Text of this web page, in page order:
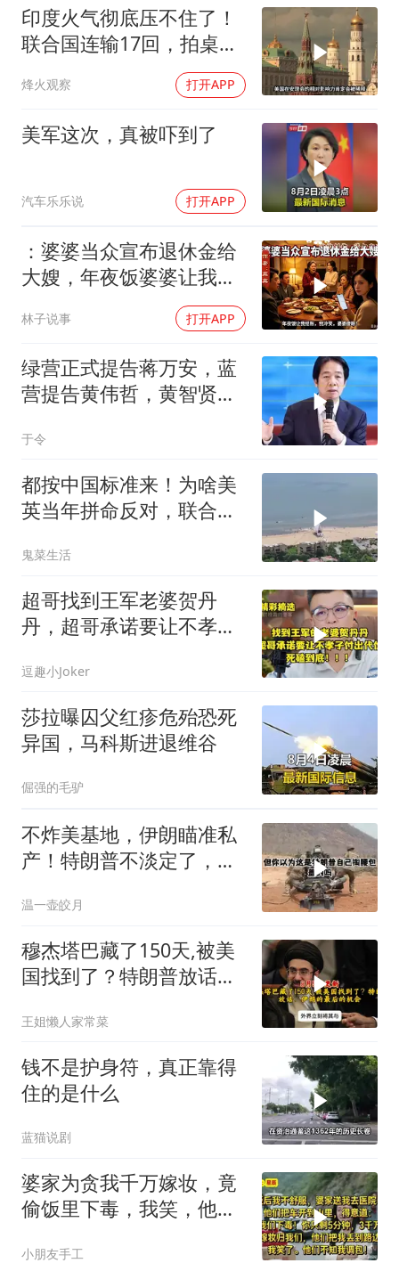
东方之约 相约未来
印度火气彻底压不住了！
联合国连输17回，拍桌子
烽火观察 打开APP
美军这次，真被吓到了
汽车乐乐说 打开APP
：婆婆当众宣布退休金给
大嫂，年夜饭婆婆让我结
账，我冷笑，婆婆傻眼
林子说事 打开APP
绿营正式提告蒋万安，蓝
营提告黄伟哲，黄智贤不
于令
都按中国标准来！为啥美
英当年拼命反对，联合国
鬼菜生活
超哥找到王军老婆贺丹
丹，超哥承诺要让不孝子
逗趣小Joker
莎拉曝囚父红疹危殆恐死
异国，马科斯进退维谷
倔强的毛驴
不炸美基地，伊朗瞄准私
产！特朗普不淡定了，被
温一壶皎月
穆杰塔巴藏了150天,被美
国找到了？特朗普放话：
王姐懒人家常菜
钱不是护身符，真正靠得
住的是什么
蓝猫说剧
婆家为贪我千万嫁妆，竟
偷饭里下毒，我笑，他们
小朋友手工